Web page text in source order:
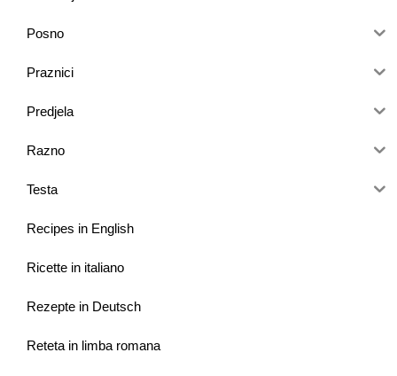
Posno
Praznici
Predjela
Razno
Testa
Recipes in English
Ricette in italiano
Rezepte in Deutsch
Reteta in limba romana